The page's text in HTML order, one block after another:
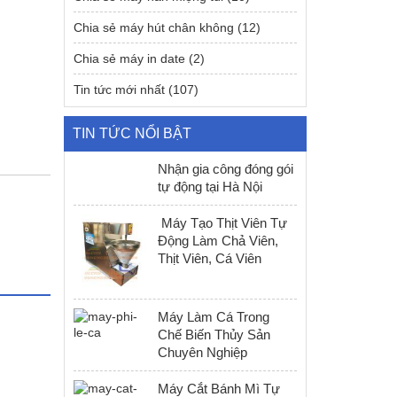
Chia sẻ máy hút chân không (12)
Chia sẻ máy in date (2)
Tin tức mới nhất (107)
TIN TỨC NỔI BẬT
Nhận gia công đóng gói
tự động tại Hà Nội
Máy Tạo Thịt Viên Tự
Động Làm Chả Viên,
Thịt Viên, Cá Viên
Máy Làm Cá Trong
Chế Biến Thủy Sản
Chuyên Nghiệp
Máy Cắt Bánh Mì Tự